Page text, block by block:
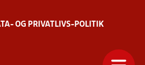
OG PRIVATLIVS-POLITIK